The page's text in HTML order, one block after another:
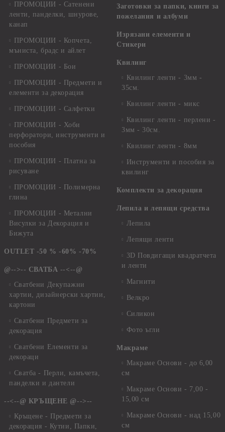
ПРОМОЦИИ - Сатенени
ленти, панделки, шнурове,
канап
ПРОМОЦИИ - Копчета,
мъниста, брадс и айлет
ПРОМОЦИИ - Бои
ПРОМОЦИИ - Предмети и
елементи за декорация
ПРОМОЦИИ - Салфетки
ПРОМОЦИИ - Хоби
перфоратори, инструменти и
пособия
ПРОМОЦИИ - Платна за
рисуване
ПРОМОЦИИ - Полимерна
глина
ПРОМОЦИИ - Метални
Висулки за Декорация и
Бижута
OUTLET -50 % -60% -70%
@-->-- СВАТБА --<--@
Сватбени Декупажни
хартии, дизайнерски хартии,
картони
Сватбени Предмети за
декорация
Сватбени Елементи за
декораци
Сватба - Перли, камъчета,
панделки и дантели
--<--@ КРЪЩЕНЕ @-->--
Кръщене - Предмети за
декорация - Кутии, Папки,
Заготовки за папки, книги за
пожелания и албуми
Изрязани елементи и
Стикери
Квилинг
Квилинг ленти - 3мм -
35см.
Квилинг ленти - микс
Квилинг ленти - перлени -
3мм - 30см.
Квилинг ленти - 8мм
Инструменти и пособия за
квилинг
Комплекти за декорация
Лепила и лепящи средства
Лепила
Лепящи ленти
3D Повдигащи квадратчета
и ленти
Магнити
Велкро
Силикон
Фото ъгли
Макраме
Макраме Основи - до 6,00
см
Макраме Основи - 7,00 -
15,00 см
Макраме Основи - над 15,00
см